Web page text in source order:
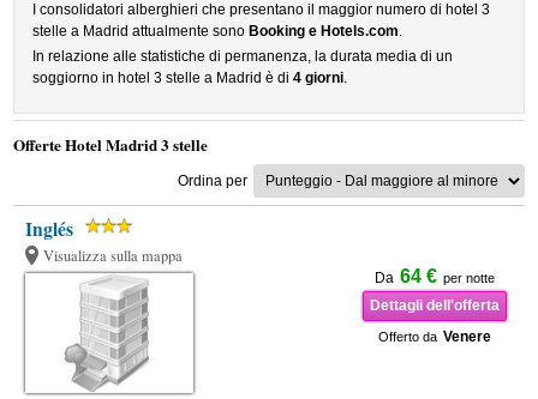
I consolidatori alberghieri che presentano il maggior numero di hotel 3
stelle a Madrid attualmente sono Booking e Hotels.com.
In relazione alle statistiche di permanenza, la durata media di un
soggiorno in hotel 3 stelle a Madrid è di4 giorni.
Offerte Hotel Madrid 3 stelle
Ordina per
Inglés
Visualizza sulla mappa
Da 64 € per notte
Dettagli dell'offerta
Offerto da Venere